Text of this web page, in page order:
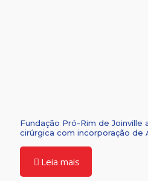
Fundação Pró-Rim de Joinville
cirúrgica com incorporação de
Leia mais